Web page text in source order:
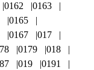
0162
0163
0165
0167
017
0179
018
019
0191